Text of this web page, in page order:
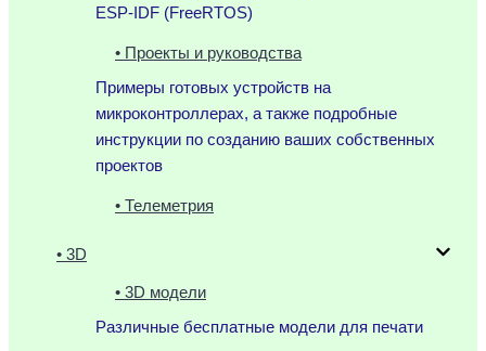
ESP-IDF (FreeRTOS)
• Проекты и руководства
Примеры готовых устройств на
микроконтроллерах, а также подробные
инструкции по созданию ваших собственных
проектов
• Телеметрия
• 3D
• 3D модели
Различные бесплатные модели для печати